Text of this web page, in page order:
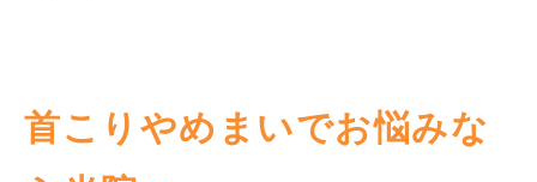
首こりやめまいでお悩みな